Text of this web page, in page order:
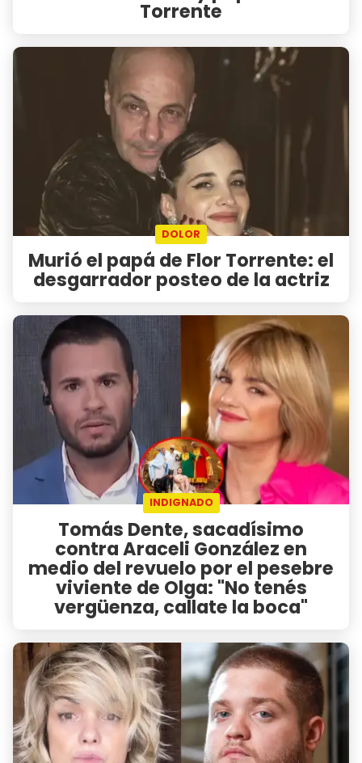
Torrente
DOLOR
Murió el papá de Flor Torrente: el
desgarrador posteo de la actriz
INDIGNADO
Tomás Dente, sacadísimo
contra Araceli González en
medio del revuelo por el pesebre
viviente de Olga: "No tenés
vergüenza, callate la boca"